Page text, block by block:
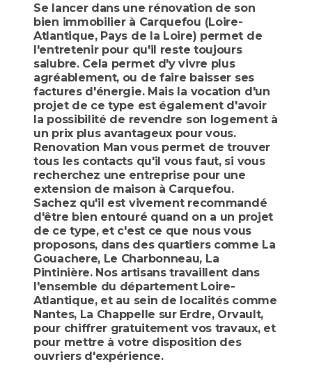
Se lancer dans une rénovation de son
bien immobilier à Carquefou (Loire-
Atlantique, Pays de la Loire) permet de
l'entretenir pour qu'il reste toujours
salubre. Cela permet d'y vivre plus
agréablement, ou de faire baisser ses
factures d'énergie. Mais la vocation d'un
projet de ce type est également d'avoir
la possibilité de revendre son logement à
un prix plus avantageux pour vous.
Renovation Man vous permet de trouver
tous les contacts qu'il vous faut, si vous
recherchez une entreprise pour une
extension de maison à Carquefou.
Sachez qu'il est vivement recommandé
d'être bien entouré quand on a un projet
de ce type, et c'est ce que nous vous
proposons, dans des quartiers comme La
Gouachere, Le Charbonneau, La
Pintinière. Nos artisans travaillent dans
l'ensemble du département Loire-
Atlantique, et au sein de localités comme
Nantes, La Chappelle sur Erdre, Orvault,
pour chiffrer gratuitement vos travaux, et
pour mettre à votre disposition des
ouvriers d'expérience.